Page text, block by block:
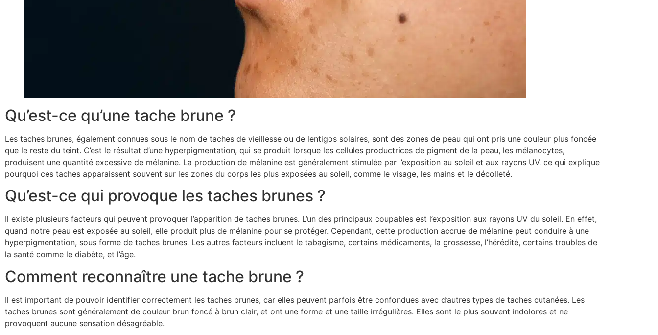
Qu’est-ce qu’une tache brune ?
Les taches brunes, également connues sous le nom de taches de vieillesse ou de lentigos solaires, sont des zones de peau qui ont pris une couleur plus foncée
que le reste du teint. C’est le résultat d’une hyperpigmentation, qui se produit lorsque les cellules productrices de pigment de la peau, les mélanocytes,
produisent une quantité excessive de mélanine. La production de mélanine est généralement stimulée par l’exposition au soleil et aux rayons UV, ce qui explique
pourquoi ces taches apparaissent souvent sur les zones du corps les plus exposées au soleil, comme le visage, les mains et le décolleté.
Qu’est-ce qui provoque les taches brunes ?
Il existe plusieurs facteurs qui peuvent provoquer l’apparition de taches brunes. L’un des principaux coupables est l’exposition aux rayons UV du soleil. En effet,
quand notre peau est exposée au soleil, elle produit plus de mélanine pour se protéger. Cependant, cette production accrue de mélanine peut conduire à une
hyperpigmentation, sous forme de taches brunes. Les autres facteurs incluent le tabagisme, certains médicaments, la grossesse, l’hérédité, certains troubles de
la santé comme le diabète, et l’âge.
Comment reconnaître une tache brune ?
Il est important de pouvoir identifier correctement les taches brunes, car elles peuvent parfois être confondues avec d’autres types de taches cutanées. Les
taches brunes sont généralement de couleur brun foncé à brun clair, et ont une forme et une taille irrégulières. Elles sont le plus souvent indolores et ne
provoquent aucune sensation désagréable.